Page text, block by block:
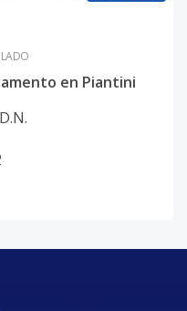
en Piantini